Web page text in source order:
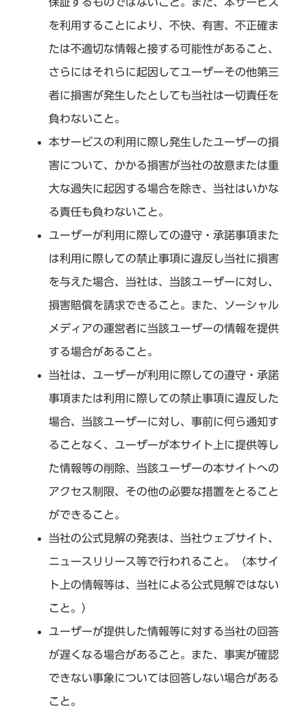
を利用することにより、不快、有害、不正確ま
たは不適切な情報と接する可能性があること、
さらにはそれらに起因してユーザーその他第三
者に損害が発生したとしても当社は一切責任を
負わないこと。
本サービスの利用に際し発生したユーザーの損
害について、かかる損害が当社の故意または重
大な過失に起因する場合を除き、当社はいかな
る責任も負わないこと。
ユーザーが利用に際しての遵守・承諾事項また
は利用に際しての禁止事項に違反し当社に損害
を与えた場合、当社は、当該ユーザーに対し、
損害賠償を請求できること。また、ソーシャル
メディアの運営者に当該ユーザーの情報を提供
する場合があること。
当社は、ユーザーが利用に際しての遵守・承諾
事項または利用に際しての禁止事項に違反した
場合、当該ユーザーに対し、事前に何ら通知す
ることなく、ユーザーが本サイト上に提供等し
た情報等の削除、当該ユーザーの本サイトへの
アクセス制限、その他の必要な措置をとること
ができること。
当社の公式見解の発表は、当社ウェブサイト、
ニュースリリース等で行われること。（本サイ
ト上の情報等は、当社による公式見解ではない
こと。）
ユーザーが提供した情報等に対する当社の回答
が遅くなる場合があること。また、事実が確認
できない事象については回答しない場合がある
こと。